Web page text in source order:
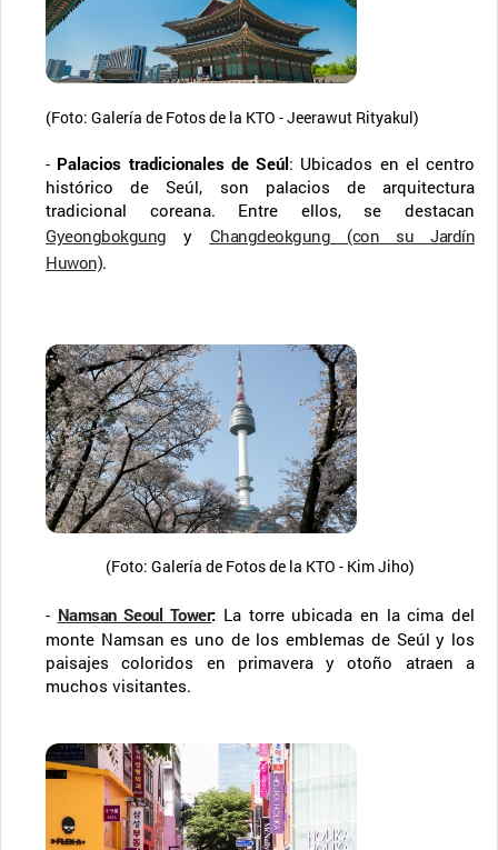
(Foto: Galería de Fotos de la KTO - Jeerawut Rityakul)
- Palacios tradicionales de Seúl: Ubicados en el centro
histórico de Seúl, son palacios de arquitectura
tradicional coreana. Entre ellos, se destacan
Gyeongbokgung y Changdeokgung (con su Jardín
Huwon).
(Foto: Galería de Fotos de la KTO - Kim Jiho)
- Namsan Seoul Tower: La torre ubicada en la cima del
monte Namsan es uno de los emblemas de Seúl y los
paisajes coloridos en primavera y otoño atraen a
muchos visitantes.